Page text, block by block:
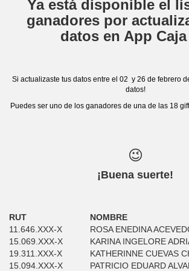
Ya está disponible el
ganadores por
datos en App Caja
Si actualizaste tus datos entre el 02 y 26 de febrero
datos!
Puedes ser uno de los ganadores de una de las 18
😉
¡Buena suerte!
RUT
NOMBRE
11.646.XXX-X
ROSA ENEDINA
15.069.XXX-X
KARINA INGELORE
19.311.XXX-X
KATHERINNE CUEVAS
15.094.XXX-X
PATRICIO EDUARD